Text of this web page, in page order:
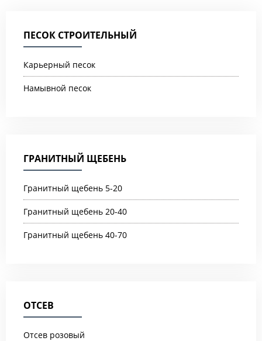
ПЕСОК СТРОИТЕЛЬНЫЙ
Карьерный песок
Намывной песок
ГРАНИТНЫЙ ЩЕБЕНЬ
Гранитный щебень 5-20
Гранитный щебень 20-40
Гранитный щебень 40-70
ОТСЕВ
Отсев розовый